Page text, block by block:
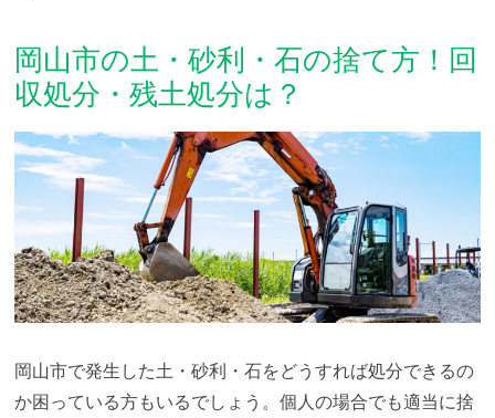
岡山市の土・砂利・石の捨て方！回
収処分・残土処分は？
岡山市で発生した土・砂利・石をどうすれば処分できるの
か困っている方もいるでしょう。個人の場合でも適当に捨